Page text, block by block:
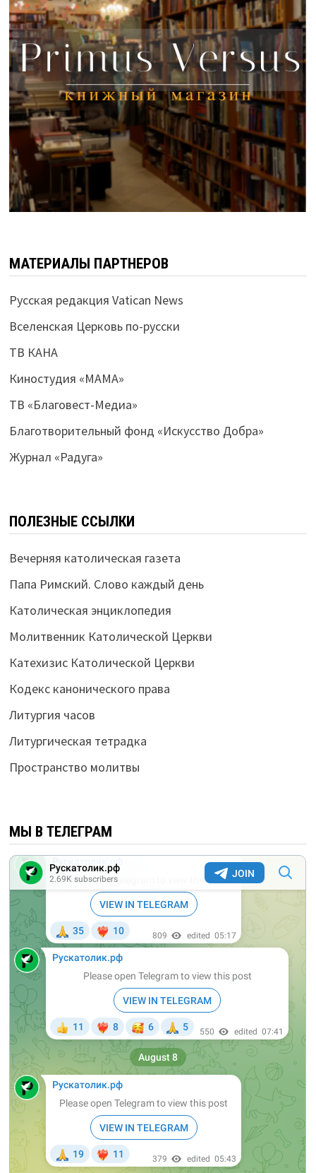
МАТЕРИАЛЫ ПАРТНЕРОВ
Русская редакция Vatican News
Вселенская Церковь по-русски
ТВ КАНА
Киностудия «МАМА»
ТВ «Благовест-Медиа»
Благотворительный фонд «Искусство Добра»
Журнал «Радуга»
ПОЛЕЗНЫЕ ССЫЛКИ
Вечерняя католическая газета
Папа Римский. Слово каждый день
Католическая энциклопедия
Молитвенник Католической Церкви
Катехизис Католической Церкви
Кодекс канонического права
Литургия часов
Литургическая тетрадка
Пространство молитвы
МЫ В ТЕЛЕГРАМ